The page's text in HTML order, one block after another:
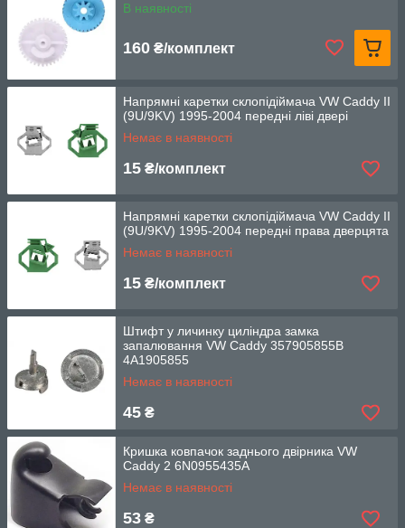
В наявності
160 ₴/комплект
Напрямні каретки склопідіймача VW Caddy II
(9U/9KV) 1995-2004 передні ліві двері
Немає в наявності
15 ₴/комплект
Напрямні каретки склопідіймача VW Caddy II
(9U/9KV) 1995-2004 передні права дверцята
Немає в наявності
15 ₴/комплект
Штифт у личинку циліндра замка
запалювання VW Caddy 357905855B
4A1905855
Немає в наявності
45 ₴
Кришка ковпачок заднього двірника VW
Caddy 2 6N0955435A
Немає в наявності
53 ₴